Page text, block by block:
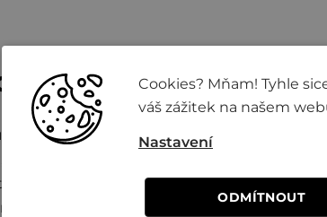
a parametre
67 %, voda, modifikovaný tapiokový
kurkuma, zvlhčujúca látka – sorbitol,
– kyselina octová (E260), glukono delta
mliečna (E270), malát sodný (E325), laktát
Cookies? Mňam! Tyhle
váš zážitek na našem
ODMÍTNOUT
Nastavení